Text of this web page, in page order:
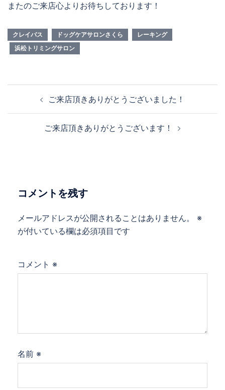
またのご来店心よりお待ちしております！
クレイバス ドッグケアサロンさくら
レーキング
浜松トリミングサロン
ョ
ご来店頂きありがとうございました！
ご来店頂きありがとうございます！
コメントを残す
メールアドレスが公開されることはありません。
※
が付いている欄は必須項目です
コメント ※
名前 ※